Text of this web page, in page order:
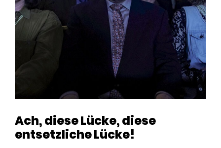
Ach, diese Lücke, diese
entsetzliche Lücke!